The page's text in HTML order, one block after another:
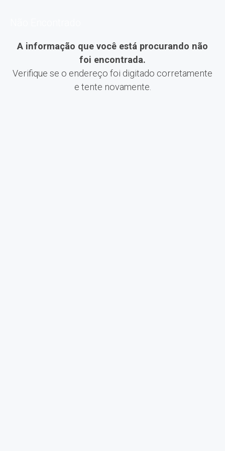
A informação que você está procurando não
foi encontrada.
Verifique se o endereço foi digitado corretamente
e tente novamente.